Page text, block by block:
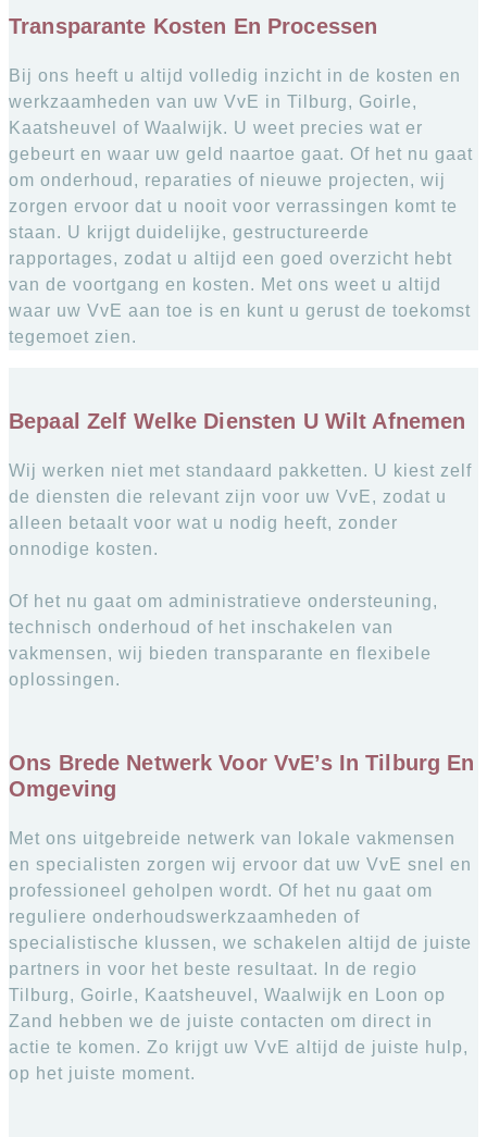
Transparante Kosten En Processen
Bij ons heeft u altijd volledig inzicht in de kosten en
werkzaamheden van uw VvE in Tilburg, Goirle,
Kaatsheuvel of Waalwijk. U weet precies wat er
gebeurt en waar uw geld naartoe gaat. Of het nu gaat
om onderhoud, reparaties of nieuwe projecten, wij
zorgen ervoor dat u nooit voor verrassingen komt te
staan. U krijgt duidelijke, gestructureerde
rapportages, zodat u altijd een goed overzicht hebt
van de voortgang en kosten. Met ons weet u altijd
waar uw VvE aan toe is en kunt u gerust de toekomst
tegemoet zien.
Bepaal Zelf Welke Diensten U Wilt Afnemen
Wij werken niet met standaard pakketten. U kiest zelf
de diensten die relevant zijn voor uw VvE, zodat u
alleen betaalt voor wat u nodig heeft, zonder
onnodige kosten.
Of het nu gaat om administratieve ondersteuning,
technisch onderhoud of het inschakelen van
vakmensen, wij bieden transparante en flexibele
oplossingen.
Ons Brede Netwerk Voor VvE’s In Tilburg En
Omgeving
Met ons uitgebreide netwerk van lokale vakmensen
en specialisten zorgen wij ervoor dat uw VvE snel en
professioneel geholpen wordt. Of het nu gaat om
reguliere onderhoudswerkzaamheden of
specialistische klussen, we schakelen altijd de juiste
partners in voor het beste resultaat. In de regio
Tilburg, Goirle, Kaatsheuvel, Waalwijk en Loon op
Zand hebben we de juiste contacten om direct in
actie te komen. Zo krijgt uw VvE altijd de juiste hulp,
op het juiste moment.